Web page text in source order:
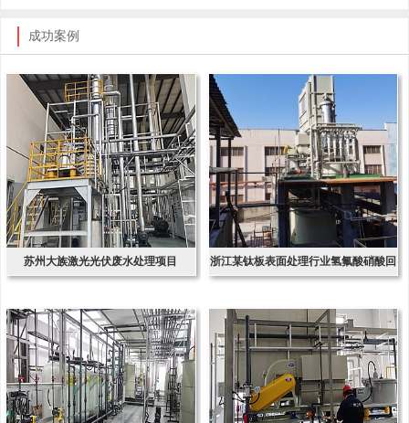
成功案例
苏州大族激光光伏废水处理项目 浙江某钛板表面处理行业氢氟酸硝酸回